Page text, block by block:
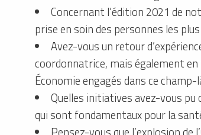
Concernant l’édition 2021 de
prise en soin des personnes les
Avez-vous un retour
coordonnatrice, mais également
Économie engagés dans ce champ-
Quelles initiatives avez-vous
qui sont fondamentaux pour la